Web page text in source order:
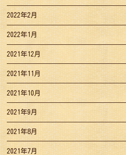
2022年2月
2022年1月
2021年12月
2021年11月
2021年10月
2021年9月
2021年8月
2021年7月